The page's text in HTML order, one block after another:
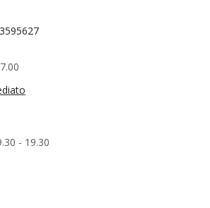
- 19.30